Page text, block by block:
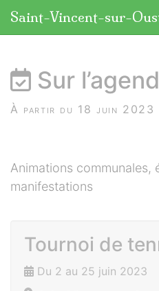
Saint-Vincent-sur-
Sur
À partir du 18 juin 2023
Animations communales,
manifestations
Tournoi de
Du 2 au 25 juin 2023
Panneau de gestion des